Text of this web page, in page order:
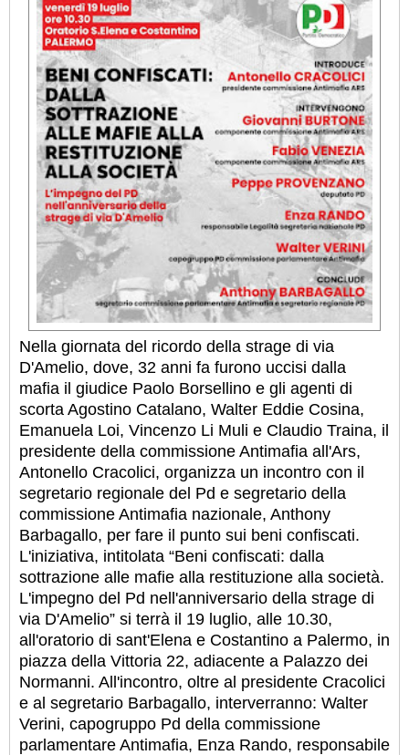
Nella giornata del ricordo della strage di via
D'Amelio, dove, 32 anni fa furono uccisi dalla
mafia il giudice Paolo Borsellino e gli agenti di
scorta Agostino Catalano, Walter Eddie Cosina,
Emanuela Loi, Vincenzo Li Muli e Claudio Traina, il
presidente della commissione Antimafia all'Ars,
Antonello Cracolici, organizza un incontro con il
segretario regionale del Pd e segretario della
commissione Antimafia nazionale, Anthony
Barbagallo, per fare il punto sui beni confiscati.
L'iniziativa, intitolata “Beni confiscati: dalla
sottrazione alle mafie alla restituzione alla società.
L'impegno del Pd nell'anniversario della strage di
via D'Amelio” si terrà il 19 luglio, alle 10.30,
all'oratorio di sant'Elena e Costantino a Palermo, in
piazza della Vittoria 22, adiacente a Palazzo dei
Normanni. All'incontro, oltre al presidente Cracolici
e al segretario Barbagallo, interverranno: Walter
Verini, capogruppo Pd della commissione
parlamentare Antimafia, Enza Rando, responsabile